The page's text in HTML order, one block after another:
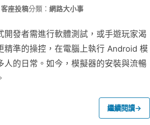
客座投稿分類： 網路大小事
開發者需進行軟體測試，或手遊玩家渴
精準的操控，在電腦上執行 Android 模
人的日常。如今，模擬器的安裝與流暢
繼續閱讀→